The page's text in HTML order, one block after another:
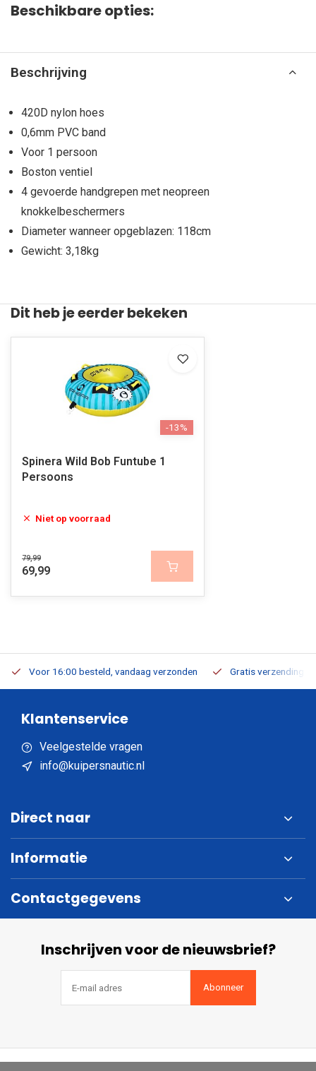
Beschikbare opties:
Beschrijving
420D nylon hoes
0,6mm PVC band
Voor 1 persoon
Boston ventiel
4 gevoerde handgrepen met neopreen
knokkelbeschermers
Diameter wanneer opgeblazen: 118cm
Gewicht: 3,18kg
Dit heb je eerder bekeken
-13%
Spinera Wild Bob Funtube 1
Persoons
Niet op voorraad
79,99
69,99
Voor 16:00 besteld, vandaag verzonden Gratis verzending
Klantenservice
Veelgestelde vragen
info@kuipersnautic.nl
Direct naar
Informatie
Contactgegevens
Inschrijven voor de nieuwsbrief?
Abonneer